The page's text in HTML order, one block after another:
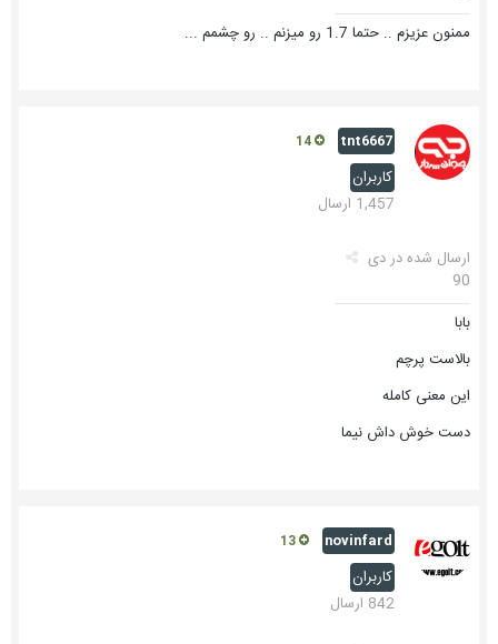
ممنون عزیزم .. حتما 1.7 رو میزنم .. رو چشمم ...
tnt6667
کاربران
1,457 ارسال
ارسال شده دردی
90
بابا
بالاست پرچم
این معنی کامله
دست خوش داش نیما
novinfard
کاربران
842 ارسال